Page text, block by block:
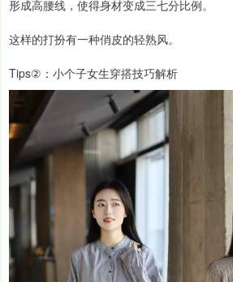
形成高腰线，使得身材变成三七分比例。
这样的打扮有一种俏皮的轻熟风。
Tips②：小个子女生穿搭技巧解析